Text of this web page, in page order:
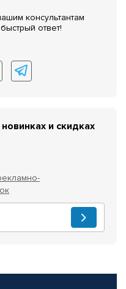
консультантам
ответ!
и скидках